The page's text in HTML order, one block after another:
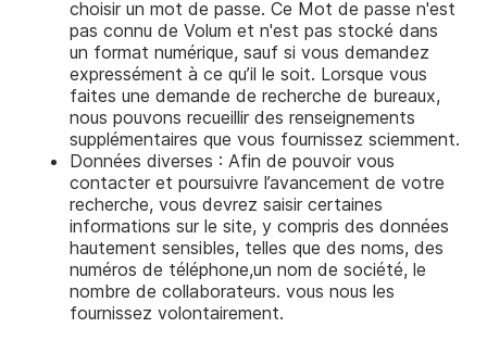
choisir un mot de passe. Ce Mot de passe n'est
pas connu de Volum et n'est pas stocké dans
un format numérique, sauf si vous demandez
expressément à ce qu’il le soit. Lorsque vous
faites une demande de recherche de bureaux,
nous pouvons recueillir des renseignements
supplémentaires que vous fournissez sciemment.
Données diverses : Afin de pouvoir vous
contacter et poursuivre l’avancement de votre
recherche, vous devrez saisir certaines
informations sur le site, y compris des données
hautement sensibles, telles que des noms, des
numéros de téléphone,un nom de société, le
nombre de collaborateurs. vous nous les
fournissez volontairement.